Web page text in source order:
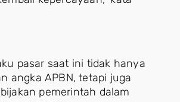
pasar saat ini tidak hanya
angka APBN, tetapi juga
pemerintah dalam